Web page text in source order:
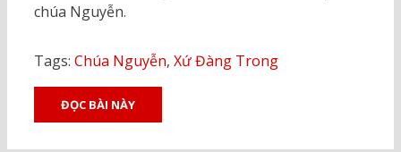
chúa Nguyễn.
Tags: Chúa Nguyễn, Xứ Đàng Trong
ĐỌC BÀI NÀY